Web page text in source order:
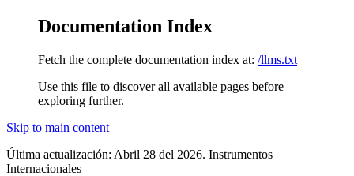
Documentation Index
Fetch the complete documentation index at: /llms.txt
Use this file to discover all available pages before
exploring further.
Skip to main content
Última actualización: Abril 28 del 2026. Instrumentos
Internacionales